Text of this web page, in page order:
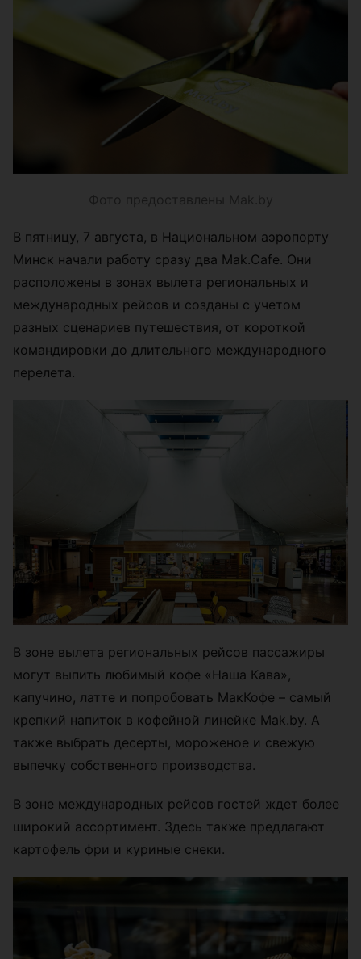
Фото предоставлены Mak.by
В пятницу, 7 августа, в Национальном аэропорту
Минск начали работу сразу два Mak.Cafe. Они
расположены в зонах вылета региональных и
международных рейсов и созданы с учетом
разных сценариев путешествия, от короткой
командировки до длительного международного
перелета.
В зоне вылета региональных рейсов пассажиры
могут выпить любимый кофе «Наша Кава»,
капучино, латте и попробовать МакКофе – самый
крепкий напиток в кофейной линейке Mak.by. А
также выбрать десерты, мороженое и свежую
выпечку собственного производства.
В зоне международных рейсов гостей ждет более
широкий ассортимент. Здесь также предлагают
картофель фри и куриные снеки.